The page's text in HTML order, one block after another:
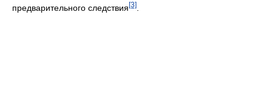
предварительного следствия [3]